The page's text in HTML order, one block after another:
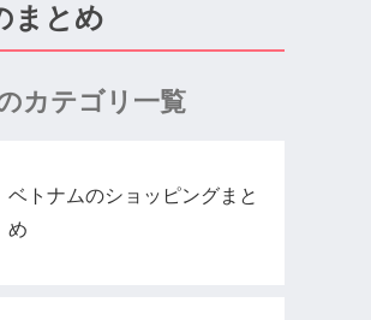
まとめ
カテゴリ一覧
ベトナムのショッピングまと
め